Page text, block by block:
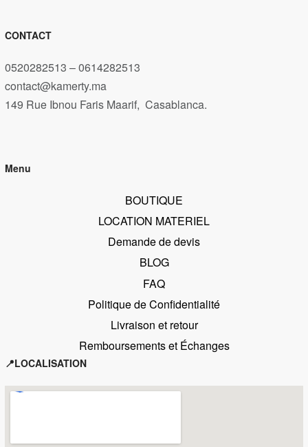
CONTACT
0520282513 – 0614282513
contact@kamerty.ma
149 Rue Ibnou Faris Maarif, Casablanca.
Menu
BOUTIQUE
LOCATION MATERIEL
Demande de devis
BLOG
FAQ
Politique de Confidentialité
Livraison et retour
Remboursements et Échanges
📍LOCALISATION